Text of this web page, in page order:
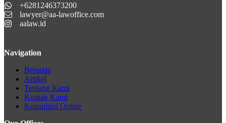
+6281246373200
lawyer@aa-lawoffice.com
aalaw.id
Navigation
Beranda
Artikel
Tentang Kami
Kontak Kami
Konsultasi Online